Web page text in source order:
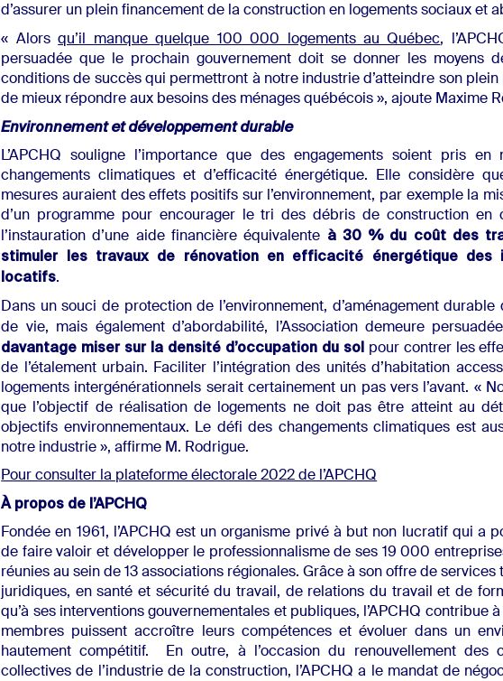
d’assurer un plein financement de la construction en logements sociaux et
« Alorsqu’il manque quelque 100 000 logements au Québec,
persuadée que le prochain gouvernement doit se donner les moyens
conditions de succès qui permettront à notre industrie d’atteindre son plein
de mieux répondre aux besoins des ménages québécois », ajoute Maxime
Environnement et développement durable
L’APCHQ souligne l’importance que des engagements soient pris en
changements climatiques et d’efficacité énergétique. Elle considère
mesures auraient des effets positifs sur l’environnement, par exemple la
d’un programme pour encourager le tri des débris de construction en
l’instauration d’une aide financière équivalente à 30 % du coût des
stimuler les travaux de rénovation en efficacité énergétique des
locatifs.
Dans un souci de protection de l’environnement, d’aménagement durable
de vie, mais également d’abordabilité, l’Association demeure persuadée
davantage miser sur la densité d’occupation du sol pour contrer les
de l’étalement urbain. Faciliter l’intégration des unités d’habitation
logements intergénérationnels serait certainement un pas vers l’avant. «
que l’objectif de réalisation de logements ne doit pas être atteint au
objectifs environnementaux. Le défi des changements climatiques est
notre industrie », affirme M. Rodrigue.
Pour consulter la plateforme électorale 2022 de l’APCHQ
À propos de l’APCHQ
Fondée en 1961, l’APCHQ est un organisme privé à but non lucratif qui a
de faire valoir et développer le professionnalisme de ses 19 000
réunies au sein de 13 associations régionales. Grâce à son offre de services
juridiques, en santé et sécurité du travail, de relations du travail et de
qu’à ses interventions gouvernementales et publiques, l’APCHQ contribue
membres puissent accroître leurs compétences et évoluer dans un
hautement compétitif. En outre, à l’occasion du renouvellement des
collectives de l’industrie de la construction, l’APCHQ a le mandat de